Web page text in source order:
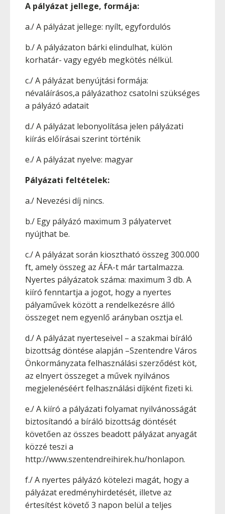
A pályázat jellege, formája:
a./ A pályázat jellege: nyílt, egyfordulós
b./ A pályázaton bárki elindulhat, külön
korhatár- vagy egyéb megkötés nélkül.
c./ A pályázat benyújtási formája:
névaláírásos,a pályázathoz csatolni szükséges
a pályázó adatait
d./ A pályázat lebonyolítása jelen pályázati
kiírás előírásai szerint történik
e./ A pályázat nyelve: magyar
Pályázati feltételek:
a./ Nevezési díj nincs.
b./ Egy pályázó maximum 3 pályatervet
nyújthat be.
c./ A pályázat során kiosztható összeg 300.000
ft, amely összeg az ÁFA-t már tartalmazza.
Nyertes pályázatok száma: maximum 3 db. A
kiíró fenntartja a jogot, hogy a nyertes
pályaművek között a rendelkezésre álló
összeget nem egyenlő arányban osztja el.
d./ A pályázat nyerteseivel – a szakmai bíráló
bizottság döntése alapján –Szentendre Város
Önkormányzata felhasználási szerződést köt,
az elnyert összeget a művek nyilvános
megjelenéséért felhasználási díjként fizeti ki.
e./ A kiíró a pályázati folyamat nyilvánosságát
biztosítandó a bíráló bizottság döntését
követően az összes beadott pályázat anyagát
közzé teszi a
http://www.szentendreihirek.hu/honlapon.
f./ A nyertes pályázó kötelezi magát, hogy a
pályázat eredményhirdetését, illetve az
értesítést követő 3 napon belül a teljes